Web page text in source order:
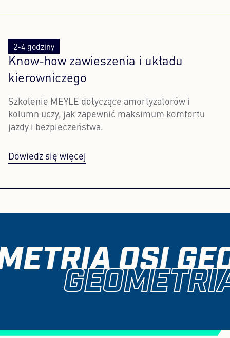
2-4 godziny
Know-how zawieszenia i układu
kierowniczego
Szkolenie MEYLE dotyczące amortyzatorów i
kolumn uczy, jak zapewnić maksimum komfortu
jazdy i bezpieczeństwa.
Dowiedz się więcej
OSI